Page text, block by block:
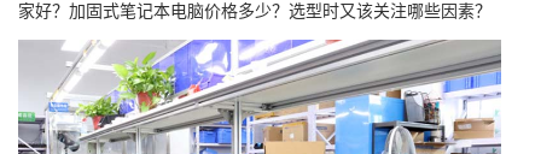
家好？加固式笔记本电脑价格多少？选型时又该关注哪些因素？